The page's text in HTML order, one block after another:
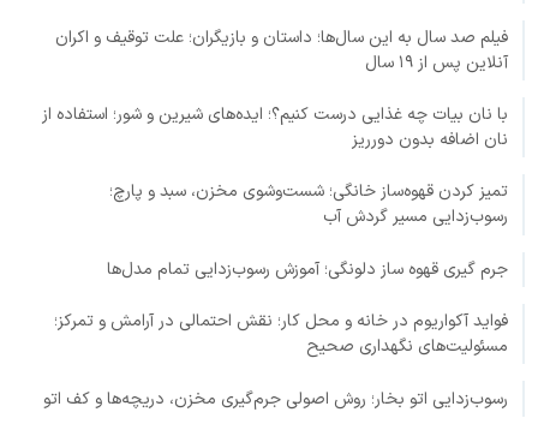
فیلم صد سال به این سال‌ها؛ داستان و بازیگران؛ علت توقیف و اکران
آنلاین پس از ۱۹ سال
با نان بیات چه غذایی درست کنیم؟؛ ایده‌های شیرین و شور؛ استفاده از
نان اضافه بدون دورریز
تمیز کردن قهوه‌ساز خانگی؛ شست‌وشوی مخزن، سبد و پارچ؛
رسوب‌زدایی مسیر گردش آب
جرم گیری قهوه ساز دلونگی؛ آموزش رسوب‌زدایی تمام مدل‌ها
فواید آکواریوم در خانه و محل کار؛ نقش احتمالی در آرامش و تمرکز؛
مسئولیت‌های نگهداری صحیح
رسوب‌زدایی اتو بخار؛ روش اصولی جرم‌گیری مخزن، دریچه‌ها و کف اتو